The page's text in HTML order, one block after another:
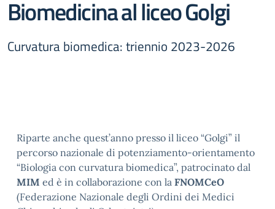
Biomedicina al liceo Golgi
Curvatura biomedica: triennio 2023-2026
Riparte anche quest’anno presso il liceo “Golgi” il
percorso nazionale di potenziamento-orientamento
“Biologia con curvatura biomedica”, patrocinato dal
MIM ed è in collaborazione con la FNOMCeO
(Federazione Nazionale degli Ordini dei Medici